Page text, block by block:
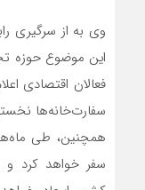
وی به از سرگیری
این موضوع حوزه
فعالان اقتصادی
سفارت‌خانه‌ها
همچنین، طی
سفر خواهد کرد و